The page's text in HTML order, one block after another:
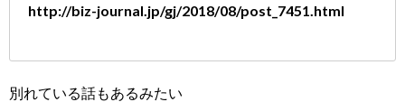
http://biz-journal.jp/gj/2018/08/post_7451.html
別れている話もあるみたい